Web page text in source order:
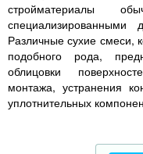
стройматериалы
Различные сухие смеси,
подобного рода,
облицовки
монтажа, устранения
уплотнительных